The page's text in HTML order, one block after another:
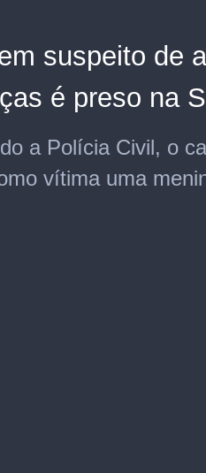
suspeito de
é preso na
a Polícia Civil, o
vítima uma